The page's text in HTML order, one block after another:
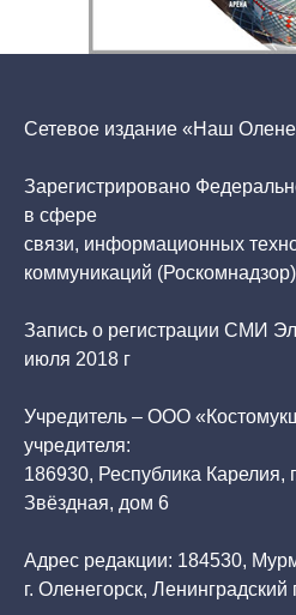
Сетевое издание «Наш
Зарегистрировано
в сфере
связи, информационных
коммуникаций
Запись о регистрации СМИ
июля 2018 г
Учредитель – ООО
учредителя:
186930, Республика Карелия,
Звёздная, дом 6
Адрес редакции: 184530,
г. Оленегорск, Ленинградский